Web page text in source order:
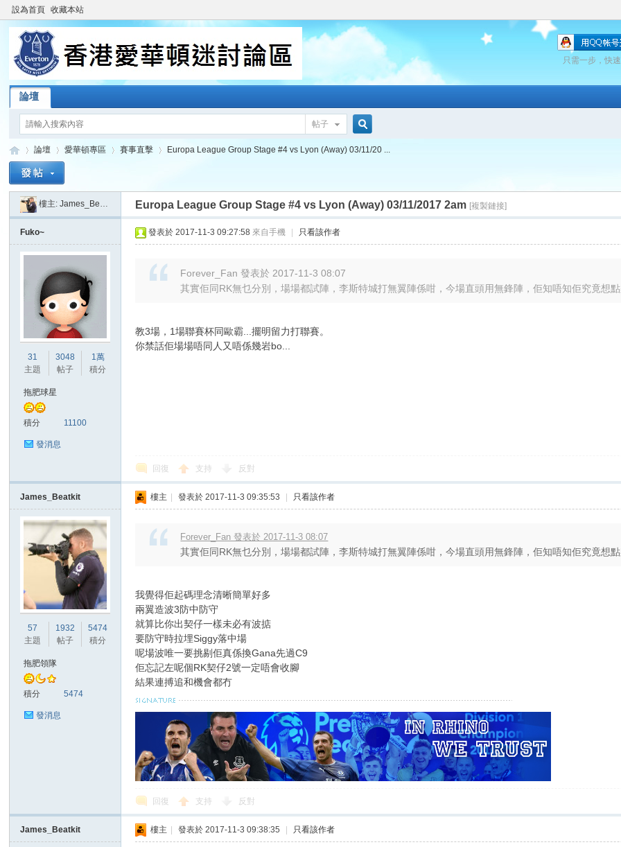
設為首頁 收藏本站
只需一步，快
論壇
帖子
搜
索
愛
»
論壇
›
愛華頓專區
›
賽事直擊
›
Europa League Group Stage #4 vs Lyon (Away) 03/11/20 ...
樓主:James_Beatkit Europa League Group Stage #4 vs Lyon (Away) 03/11/2017 2am [複製鏈接]
Fuko~
31
主題
3048
帖子
1萬
積分
拖肥球星
積分 11100
發消息
發表於 2017-11-3 09:27:58 來自手機 只看該作者
Forever_Fan 發表於 2017-11-3 08:07
其實佢同RK無乜分別，場場都試陣，李斯特城打無翼陣係咁，今場直頭用無鋒陣，佢知唔知佢究竟想點
教3場，1場聯賽杯同歐霸...擺明留力打聯賽。
你禁話佢場場唔同人又唔係幾岩bo...
回復 支持 反對
James_Beatkit
57
主題
1932
帖子
5474
積分
拖肥領隊
積分 5474
發消息
樓主 發表於 2017-11-3 09:35:53 只看該作者
Forever_Fan 發表於 2017-11-3 08:07
其實佢同RK無乜分別，場場都試陣，李斯特城打無翼陣係咁，今場直頭用無鋒陣，佢知唔知佢究竟想點
我覺得佢起碼理念清晰簡單好多
兩翼造波3防中防守
就算比你出契仔一樣未必有波掂
要防守時拉埋Siggy落中場
呢場波唯一要挑剔佢真係換Gana先過C9
佢忘記左呢個RK契仔2號一定唔會收腳
結果連搏追和機會都冇
回復 支持 反對
James_Beatkit 樓主 發表於 2017-11-3 09:38:35 只看該作者